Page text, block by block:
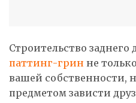
Строительство заднего
паттинг-грин не
вашей собственности,
предметом зависти